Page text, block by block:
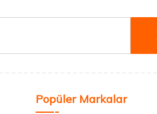
Popüler Markalar